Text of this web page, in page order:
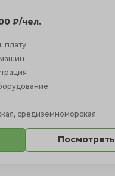
₽/чел.
плату
средиземноморская
Посмотреть